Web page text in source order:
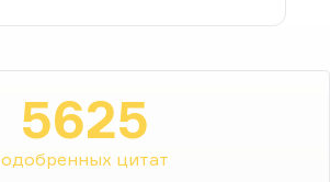
5625
одобренных цитат